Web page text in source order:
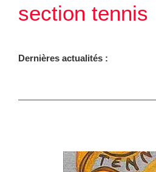
archives (saisons précédentes)
section tennis
Dernières actualités :